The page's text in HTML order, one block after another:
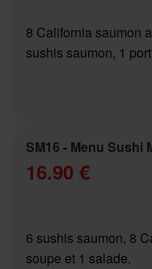
8 California saumon
sushis saumon, 1
SM16 - Menu Sushi
16.90 €
6 sushis saumon, 8
soupe et 1 salade.